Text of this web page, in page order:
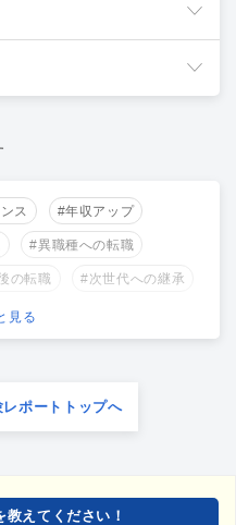
ス #年収アップ
#異職種への転職
の転職 #次世代への継承
見る
レポートトップへ
えてください！